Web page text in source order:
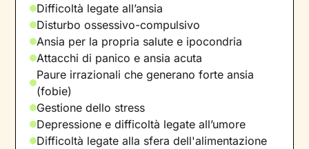
Difficoltà legate all’ansia
Disturbo ossessivo-compulsivo
Ansia per la propria salute e ipocondria
Attacchi di panico e ansia acuta
Paure irrazionali che generano forte ansia
(fobie)
Gestione dello stress
Depressione e difficoltà legate all’umore
Difficoltà legate alla sfera dell'alimentazione